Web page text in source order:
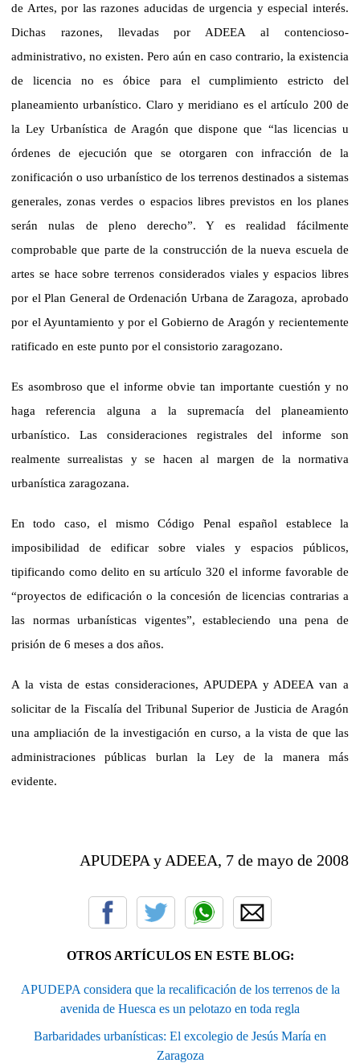
de Artes, por las razones aducidas de urgencia y especial interés.
Dichas razones, llevadas por ADEEA al contencioso-
administrativo, no existen. Pero aún en caso contrario, la existencia
de licencia no es óbice para el cumplimiento estricto del
planeamiento urbanístico. Claro y meridiano es el artículo 200 de
la Ley Urbanística de Aragón que dispone que “las licencias u
órdenes de ejecución que se otorgaren con infracción de la
zonificación o uso urbanístico de los terrenos destinados a sistemas
generales, zonas verdes o espacios libres previstos en los planes
serán nulas de pleno derecho”. Y es realidad fácilmente
comprobable que parte de la construcción de la nueva escuela de
artes se hace sobre terrenos considerados viales y espacios libres
por el Plan General de Ordenación Urbana de Zaragoza, aprobado
por el Ayuntamiento y por el Gobierno de Aragón y recientemente
ratificado en este punto por el consistorio zaragozano.
Es asombroso que el informe obvie tan importante cuestión y no
haga referencia alguna a la supremacía del planeamiento
urbanístico. Las consideraciones registrales del informe son
realmente surrealistas y se hacen al margen de la normativa
urbanística zaragozana.
En todo caso, el mismo Código Penal español establece la
imposibilidad de edificar sobre viales y espacios públicos,
tipificando como delito en su artículo 320 el informe favorable de
“proyectos de edificación o la concesión de licencias contrarias a
las normas urbanísticas vigentes”, estableciendo una pena de
prisión de 6 meses a dos años.
A la vista de estas consideraciones, APUDEPA y ADEEA van a
solicitar de la Fiscalía del Tribunal Superior de Justicia de Aragón
una ampliación de la investigación en curso, a la vista de que las
administraciones públicas burlan la Ley de la manera más
evidente.
APUDEPA y ADEEA, 7 de mayo de 2008
OTROS ARTÍCULOS EN ESTE BLOG:
APUDEPA considera que la recalificación de los terrenos de la
avenida de Huesca es un pelotazo en toda regla
Barbaridades urbanísticas: El excolegio de Jesús María en
Zaragoza